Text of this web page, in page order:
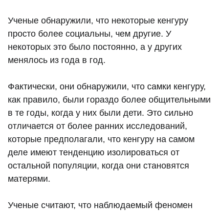
Ученые обнаружили, что некоторые кенгуру
просто более социальны, чем другие. У
некоторых это было постоянно, а у других
менялось из года в год.
Фактически, они обнаружили, что самки кенгуру,
как правило, были гораздо более общительными
в те годы, когда у них были дети. Это сильно
отличается от более ранних исследований,
которые предполагали, что кенгуру на самом
деле имеют тенденцию изолироваться от
остальной популяции, когда они становятся
матерями.
Ученые считают, что наблюдаемый феномен